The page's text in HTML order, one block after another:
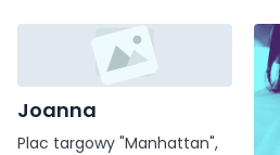
Joanna
Plac targowy "Manhattan",